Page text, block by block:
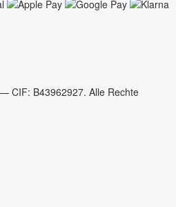
CIF: B43962927. Alle Rechte